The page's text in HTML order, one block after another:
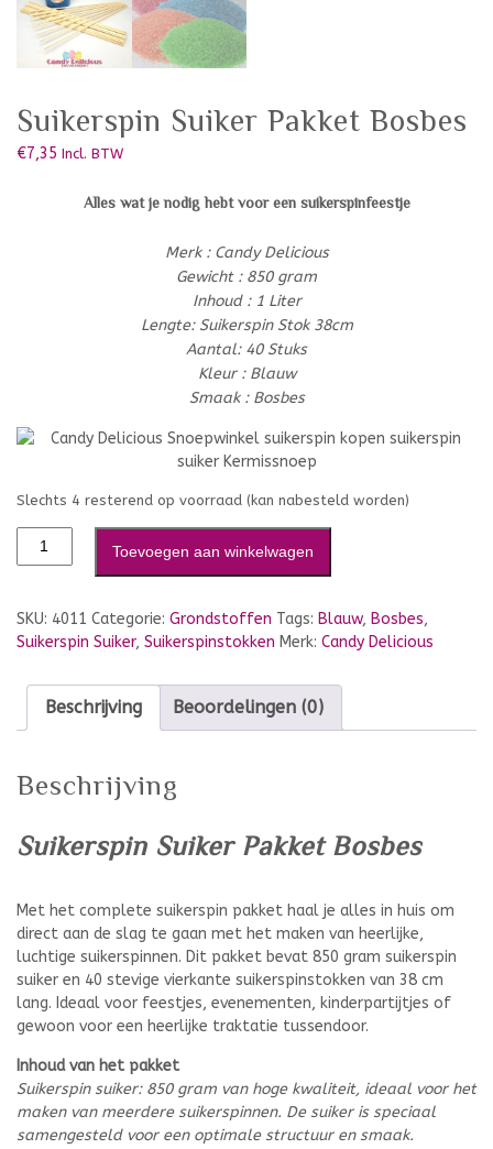
Suikerspin Suiker Pakket Bosbes
€7,35 Incl. BTW
Alles wat je nodig hebt voor een suikerspinfeestje
Merk : Candy Delicious
Gewicht : 850 gram
Inhoud : 1 Liter
Lengte: Suikerspin Stok 38cm
Aantal: 40 Stuks
Kleur : Blauw
Smaak : Bosbes
Slechts 4 resterend op voorraad (kan nabesteld worden)
Toevoegen aan winkelwagen
SKU: 4011 Categorie: Grondstoffen Tags: Blauw, Bosbes,
Suikerspin Suiker, Suikerspinstokken Merk: Candy Delicious
Beschrijving Beoordelingen (0)
Beschrijving
Suikerspin Suiker Pakket Bosbes
Met het complete suikerspin pakket haal je alles in huis om
direct aan de slag te gaan met het maken van heerlijke,
luchtige suikerspinnen. Dit pakket bevat 850 gram suikerspin
suiker en 40 stevige vierkante suikerspinstokken van 38 cm
lang. Ideaal voor feestjes, evenementen, kinderpartijtjes of
gewoon voor een heerlijke traktatie tussendoor.
Inhoud van het pakket
Suikerspin suiker: 850 gram van hoge kwaliteit, ideaal voor het
maken van meerdere suikerspinnen. De suiker is speciaal
samengesteld voor een optimale structuur en smaak.